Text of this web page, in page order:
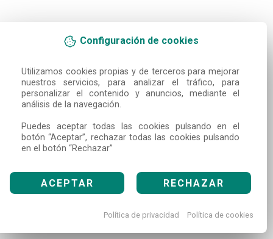
Configuración de cookies
Utilizamos cookies propias y de terceros para mejorar
nuestros servicios, para analizar el tráfico, para
personalizar el contenido y anuncios, mediante el
análisis de la navegación.
Puedes aceptar todas las cookies pulsando en el
botón “Aceptar”, rechazar todas las cookies pulsando
en el botón “Rechazar”
ACEPTAR RECHAZAR
Política de privacidad Política de cookies